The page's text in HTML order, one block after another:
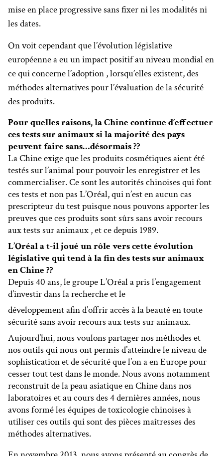
mise en place progressive sans fixer ni les modalités ni
les dates.
On voit cependant que l’évolution législative
européenne a eu un impact positif au niveau mondial en
ce qui concerne l’adoption , lorsqu’elles existent, des
méthodes alternatives pour l’évaluation de la sécurité
des produits.
Pour quelles raisons, la Chine continue d’effectuer
ces tests sur animaux si la majorité des pays
peuvent faire sans…désormais ??
La Chine exige que les produits cosmétiques aient été
testés sur l’animal pour pouvoir les enregistrer et les
commercialiser. Ce sont les autorités chinoises qui font
ces tests et non pas L’Oréal, qui n’est en aucun cas
prescripteur du test puisque nous pouvons apporter les
preuves que ces produits sont sûrs sans avoir recours
aux tests sur animaux , et ce depuis 1989.
L’Oréal a t-il joué un rôle vers cette évolution
législative qui tend à la fin des tests sur animaux
en Chine ??
Depuis 40 ans, le groupe L’Oréal a pris l’engagement
d’investir dans la recherche et le
développement afin d’offrir accès à la beauté en toute
sécurité sans avoir recours aux tests sur animaux.
Aujourd’hui, nous voulons partager nos méthodes et
nos outils qui nous ont permis d’atteindre le niveau de
sophistication et de sécurité que l’on a en Europe pour
cesser tout test dans le monde. Nous avons notamment
reconstruit de la peau asiatique en Chine dans nos
laboratoires et au cours des 4 dernières années, nous
avons formé les équipes de toxicologie chinoises à
utiliser ces outils qui sont des pièces maîtresses des
méthodes alternatives.